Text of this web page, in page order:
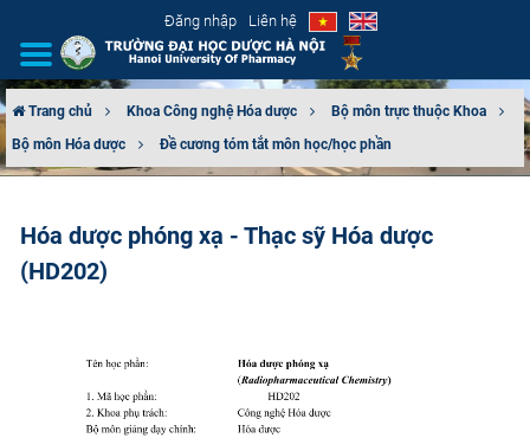
Đăng nhập Liên hệ
GIỚI THIỆU
TUYỂN SINH
ĐẢM BẢO CHẤT LƯỢNG
Trang chủ Khoa Công nghệ Hóa dược
Bộ môn trực thuộc Khoa
Bộ môn Hóa dược
Đề cương tóm tắt môn học/học phần
Hóa dược phóng xạ - Thạc sỹ Hóa dược
(HD202)